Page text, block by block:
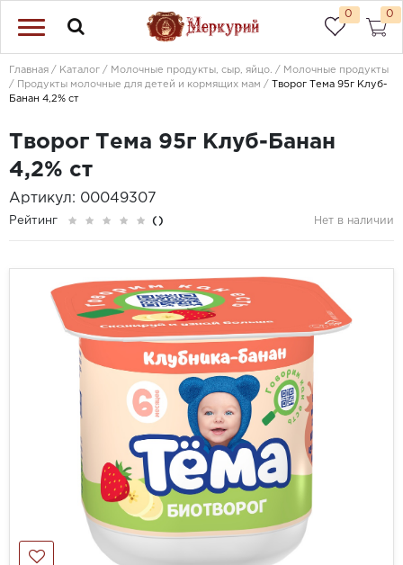
0 0
Главная Каталог Молочные продукты, сыр, яйцо.
Молочные продукты
Продукты молочные для детей и кормящих мам
Творог Тема 95г Клуб-
Банан 4,2% ст
Творог Тема 95г Клуб-Банан
4,2% ст
Артикул: 00049307
Рейтинг () Нет в наличии